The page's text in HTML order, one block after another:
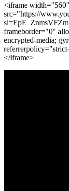
<iframe
src="https://
frameborder="0"
encrypted-media;
</iframe>